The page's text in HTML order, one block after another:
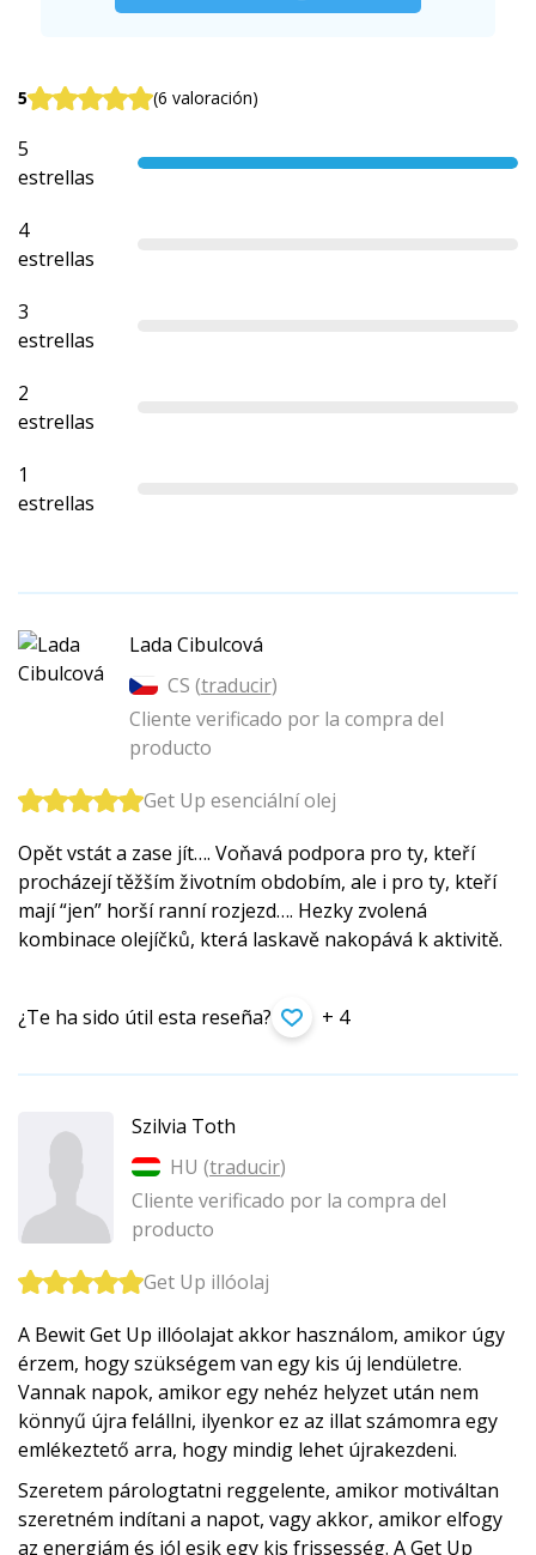
5 (6 valoración)
5
estrellas
4
estrellas
3
estrellas
2
estrellas
1
estrellas
Lada Cibulcová
CS (traducir)
Cliente verificado por la compra del
producto
Get Up esenciální olej
Opět vstát a zase jít…. Voňavá podpora pro ty, kteří
procházejí těžším životním obdobím, ale i pro ty, kteří
mají “jen” horší ranní rozjezd…. Hezky zvolená
kombinace olejíčků, která laskavě nakopává k aktivitě.
¿Te ha sido útil esta reseña? + 4
Szilvia Toth
HU (traducir)
Cliente verificado por la compra del
producto
Get Up illóolaj
A Bewit Get Up illóolajat akkor használom, amikor úgy
érzem, hogy szükségem van egy kis új lendületre.
Vannak napok, amikor egy nehéz helyzet után nem
könnyű újra felállni, ilyenkor ez az illat számomra egy
emlékeztető arra, hogy mindig lehet újrakezdeni.
Szeretem párologtatni reggelente, amikor motiváltan
szeretném indítani a napot, vagy akkor, amikor elfogy
az energiám és jól esik egy kis frissesség. A Get Up